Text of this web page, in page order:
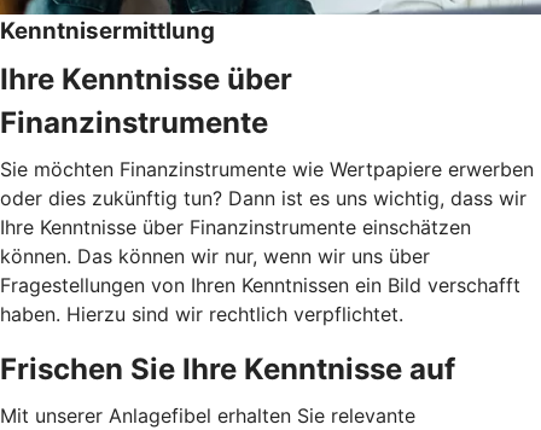
Kenntnisermittlung
Ihre Kenntnisse über
Finanzinstrumente
Sie möchten Finanzinstrumente wie Wertpapiere erwerben
oder dies zukünftig tun? Dann ist es uns wichtig, dass wir
Ihre Kenntnisse über Finanzinstrumente einschätzen
können. Das können wir nur, wenn wir uns über
Fragestellungen von Ihren Kenntnissen ein Bild verschafft
haben. Hierzu sind wir rechtlich verpflichtet.
Frischen Sie Ihre Kenntnisse auf
Mit unserer Anlagefibel erhalten Sie relevante